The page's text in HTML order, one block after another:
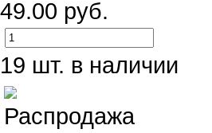
49.00 руб.
19 шт. в наличии